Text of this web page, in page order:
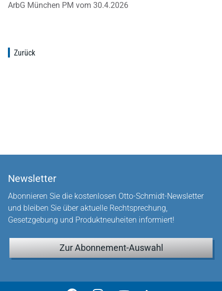
ArbG München PM vom 30.4.2026
Zurück
Newsletter
Abonnieren Sie die kostenlosen Otto-Schmidt-Newsletter
und bleiben Sie über aktuelle Rechtsprechung,
Gesetzgebung und Produktneuheiten informiert!
Zur Abonnement-Auswahl